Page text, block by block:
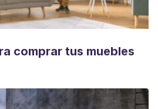
comprar tus muebles